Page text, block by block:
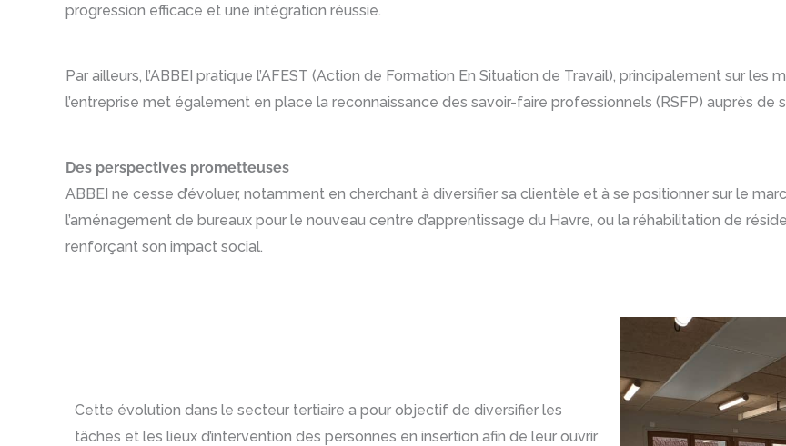
progression efficace et une intégration réussie.
Par ailleurs, l’ABBEI pratique l’AFEST (Action de Formation En Situation de Travail), principalement sur les
l’entreprise met également en place la reconnaissance des savoir-faire professionnels (RSFP) auprès de
Des perspectives prometteuses
ABBEI ne cesse d’évoluer, notamment en cherchant à diversifier sa clientèle et à se positionner sur le
l’aménagement de bureaux pour le nouveau centre d’apprentissage du Havre, ou la réhabilitation de
renforçant son impact social.
Cette évolution dans le secteur tertiaire a pour objectif de diversifier les
tâches et les lieux d’intervention des personnes en insertion afin de leur ouvrir